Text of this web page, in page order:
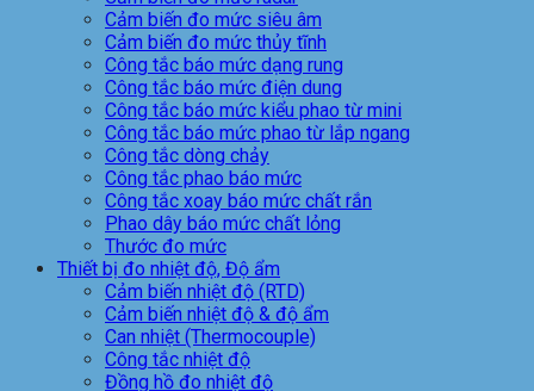
Cảm biến đo mức siêu âm
Cảm biến đo mức thủy tĩnh
Công tắc báo mức dạng rung
Công tắc báo mức điện dung
Công tắc báo mức kiểu phao từ mini
Công tắc báo mức phao từ lắp ngang
Công tắc dòng chảy
Công tắc phao báo mức
Công tắc xoay báo mức chất rắn
Phao dây báo mức chất lỏng
Thước đo mức
Thiết bị đo nhiệt độ, Độ ẩm
Cảm biến nhiệt độ (RTD)
Cảm biến nhiệt độ & độ ẩm
Can nhiệt (Thermocouple)
Công tắc nhiệt độ
Đồng hồ đo nhiệt độ